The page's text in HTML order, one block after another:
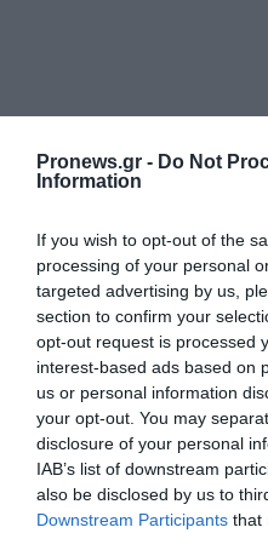
Pronews.gr - Do Not
Information
If you wish to opt-out of the
processing of your personal
targeted advertising by us,
section to confirm your
opt-out request is processed
interest-based ads based on
us or personal information
your opt-out. You may
disclosure of your personal
IAB’s list of downstream
also be disclosed by us to
Downstream Participants that
PRONEWS.GR / ΔΙΕΘΝΗΣ ΠΟΛΙΤΙΚΗ
«Έξαλλος» ο
περί ελλείψεων
τον πόλεμο με το
αποθέματα»
06.08.2026 | 10:16